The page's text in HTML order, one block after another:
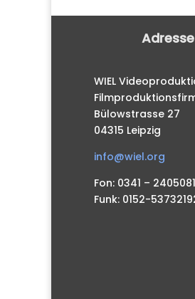
Adresse
WIEL
Bülowstrasse 27
04315 Leipzig
info@wiel.org
Fon: 0341 –
Funk: 0152-